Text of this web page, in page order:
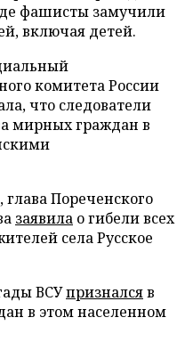
фашисты замучили
включая детей.
комитета России
что следователи
мирных граждан в
Пореченского
заявила о гибели всех
села Русское
ВСУпризналсяв
в этом населенном